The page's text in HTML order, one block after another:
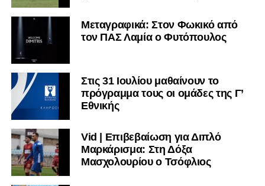
Μεταγραφικά: Στον Φωκικό από
τον ΠΑΣ Λαμία ο Φυτόπουλος
Στις 31 Ιουλίου μαθαίνουν το
πρόγραμμα τους οι ομάδες της Γ’
Εθνικής
Vid | Επιβεβαίωση για Διπλό
Μαρκάρισμα: Στη Δόξα
Μασχολουρίου ο Τσόφλιος